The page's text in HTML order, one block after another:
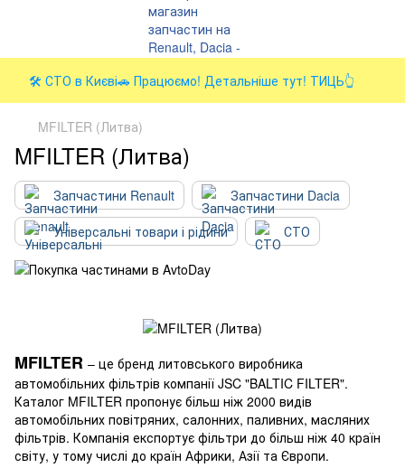
🛠️ СТО в Києві🚗 Працюємо! Детальніше тут! ТИЦЬ👆
MFILTER (Литва)
MFILTER (Литва)
Запчастини Renault
Запчастини Dacia
Універсальні товари і рідини
СТО
MFILTER – це бренд литовського виробника
автомобільних фільтрів компанії JSC "BALTIC FILTER".
Каталог MFILTER пропонує більш ніж 2000 видів
автомобільних повітряних, салонних, паливних, масляних
фільтрів. Компанія експортує фільтри до більш ніж 40 країн
світу, у тому числі до країн Африки, Азії та Європи.